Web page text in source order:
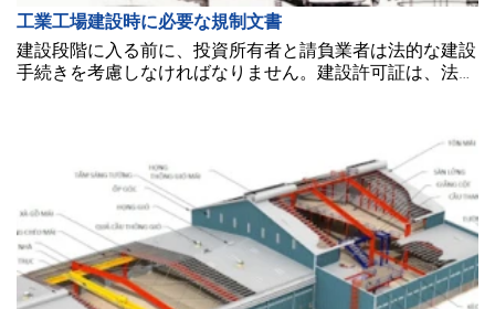
工業工場建設時に必要な規制文書
建設段階に入る前に、投資所有者と請負業者は法的な建設
手続きを考慮しなければなりません。建設許可証は、法的